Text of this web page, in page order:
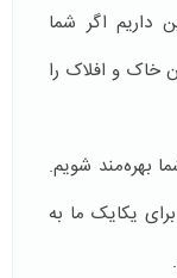
داریم اگر شما
خاک و افلاک را
بهره‌مند شویم.
یکایک ما به